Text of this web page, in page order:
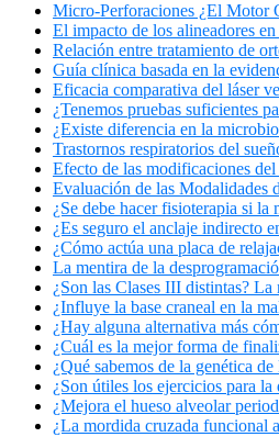
Micro-Perforaciones ¿El Motor
El impacto de los alineadores
Relación entre tratamiento de
Guía clínica basada en la
Eficacia comparativa del láser
¿Tenemos pruebas suficientes
¿Existe diferencia en la
Trastornos respiratorios del
Efecto de las modificaciones
Evaluación de las Modalidades
¿Se debe hacer fisioterapia si
¿Es seguro el anclaje indirecto
¿Cómo actúa una placa de
La mentira de la
¿Son las Clases III distintas?
¿Influye la base craneal en la
¿Hay alguna alternativa más
¿Cuál es la mejor forma de
¿Qué sabemos de la genética
¿Son útiles los ejercicios para
¿Mejora el hueso alveolar
¿La mordida cruzada funcional